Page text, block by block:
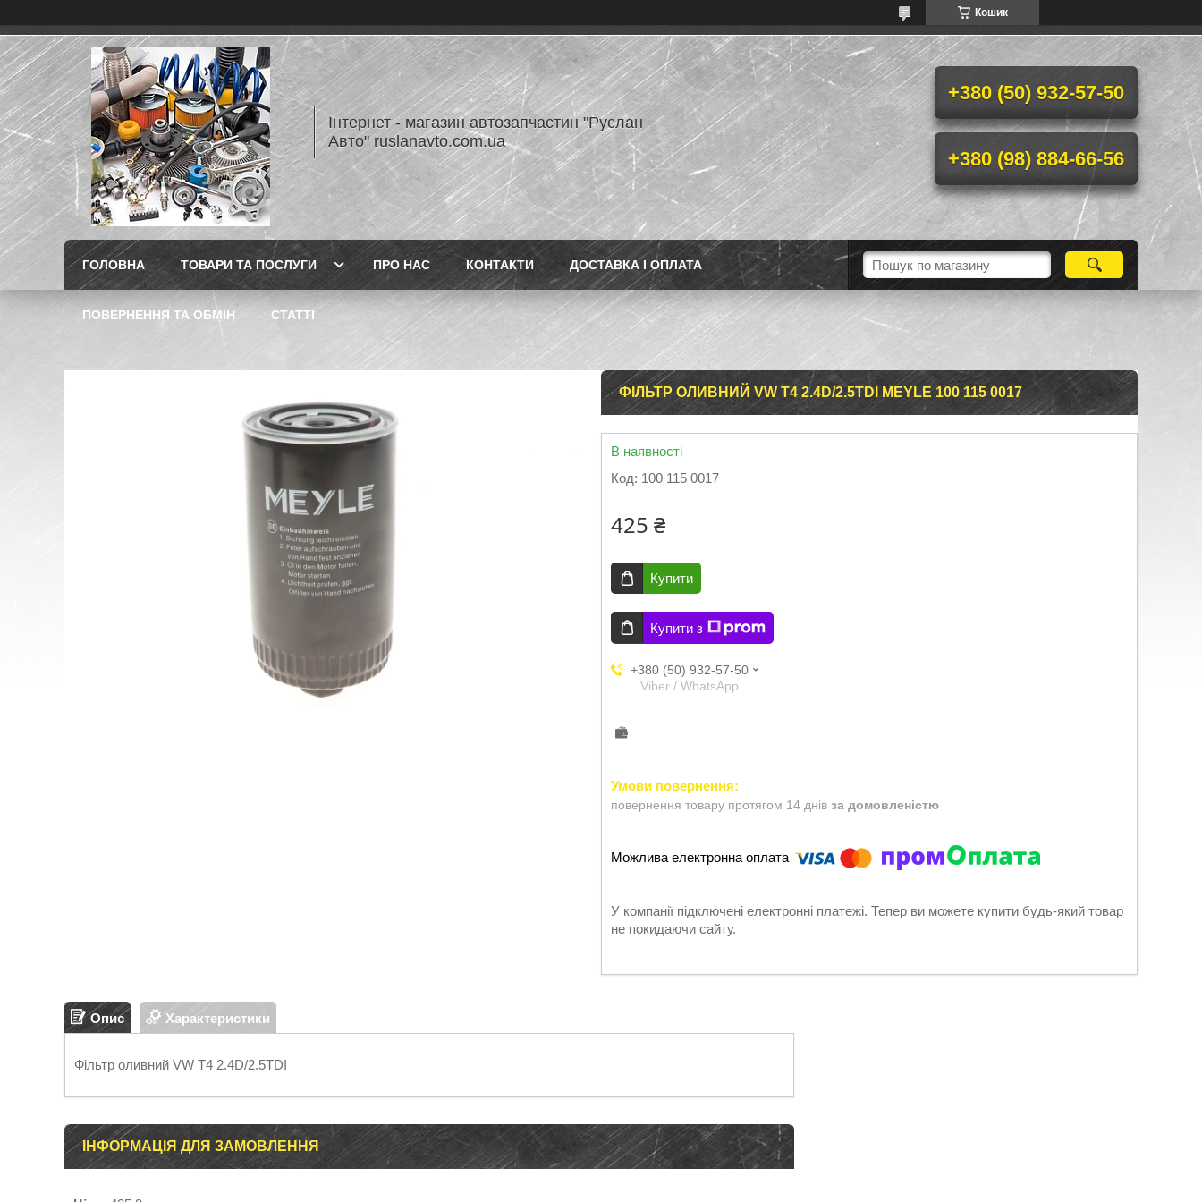
Кошик
Інтернет - магазин автозапчастин "Руслан
Авто" ruslanavto.com.ua
+380 (50) 932-57-50
+380 (98) 884-66-56
ГОЛОВНА ТОВАРИ ТА ПОСЛУГИ ПРО НАС КОНТАКТИ ДОСТАВКА І ОПЛАТА
ПОВЕРНЕННЯ ТА ОБМІН СТАТТІ
ФІЛЬТР ОЛИВНИЙ VW T4 2.4D/2.5TDI MEYLE 100 115 0017
В наявності
Код: 100 115 0017
425 ₴
Купити
Купити з
+380 (50) 932-57-50
Viber / WhatsApp
повернення товару протягом 14 днів за домовленістю
У компанії підключені електронні платежі. Тепер ви можете купити будь-який товар
не покидаючи сайту.
Опис Характеристики
Фільтр оливний VW T4 2.4D/2.5TDI
ІНФОРМАЦІЯ ДЛЯ ЗАМОВЛЕННЯ